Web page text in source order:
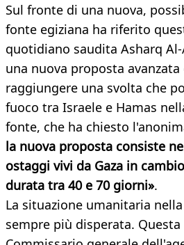
Sul fronte di una nuova,
fonte egiziana ha riferito
quotidiano saudita Asharq
una nuova proposta
raggiungere una svolta che
fuoco tra Israele e Hamas
fonte, che ha chiesto
la nuova proposta consiste
ostaggi vivi da Gaza in
durata tra 40 e 70 giorni».
La situazione umanitaria
sempre più disperata.